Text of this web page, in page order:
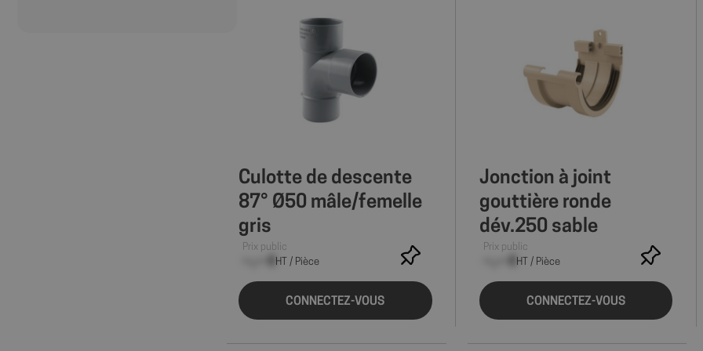
Culotte de descente
87° Ø50 mâle/femelle
gris
Prix public
HT / Pièce
CONNECTEZ-VOUS
Jonction à joint
gouttière ronde
dév.250 sable
Prix public
HT / Pièce
CONNECTEZ-VOUS